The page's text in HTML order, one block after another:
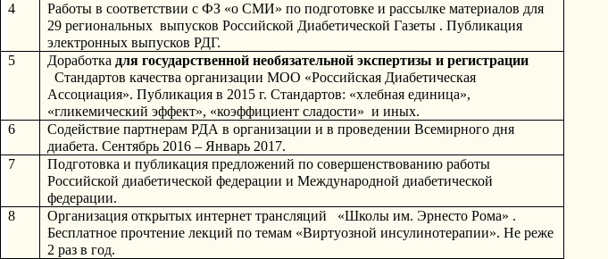
4
Работы в соответствии с ФЗ «о СМИ» по подготовке и рассылке материалов для
29 региональных  выпусков Российской Диабетической Газеты . Публикация
электронных выпусков РДГ.
5
Доработка для государственной необязательной экспертизы и регистрации
Стандартов качества организации МОО «Российская Диабетическая
Ассоциация». Публикация в 2015 г. Стандартов: «хлебная единица»,
«гликемический эффект», «коэффициент сладости»  и иных.
6
Содействие партнерам РДА в организации и в проведении Всемирного дня
диабета. Сентябрь 2016 – Январь 2017.
7
Подготовка и публикация предложений по совершенствованию работы
Российской диабетической федерации и Международной диабетической
федерации.
8
Организация открытых интернет трансляций   «Школы им. Эрнесто Рома» .
Бесплатное прочтение лекций по темам «Виртуозной инсулинотерапии». Не реже
2 раз в год.